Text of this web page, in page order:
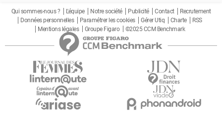
Qui sommes-nous ? L'équipe Notre société Publicité Contact
Recrutement
Données personnelles
Paramétrer les cookies Gérer Utiq Charte
RSS
Mentions légales
Groupe Figaro ©2025 CCM Benchmark